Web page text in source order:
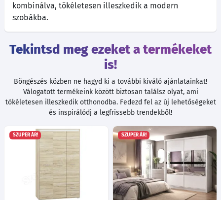
kombinálva, tökéletesen illeszkedik a modern
szobákba.
Tekintsd meg ezeket a termékeket
is!
Böngészés közben ne hagyd ki a további kiváló ajánlatainkat!
Válogatott termékeink között biztosan találsz olyat, ami
tökéletesen illeszkedik otthonodba. Fedezd fel az új lehetőségeket
és inspirálódj a legfrissebb trendekből!
SZUPER ÁR! SZUPER ÁR!